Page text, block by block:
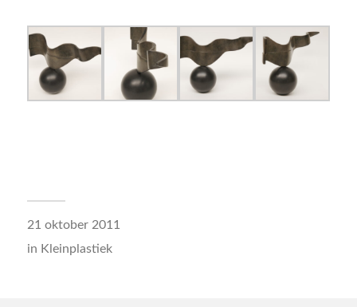
21 oktober 2011
in Kleinplastiek